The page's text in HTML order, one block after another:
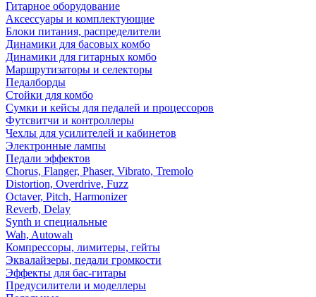
Гитарное оборудование
Аксессуары и комплектующие
Блоки питания, распределители
Динамики для басовых комбо
Динамики для гитарных комбо
Маршрутизаторы и селекторы
Педалборды
Стойки для комбо
Сумки и кейсы для педалей и процессоров
Футсвитчи и контроллеры
Чехлы для усилителей и кабинетов
Электронные лампы
Педали эффектов
Chorus, Flanger, Phaser, Vibrato, Tremolo
Distortion, Overdrive, Fuzz
Octaver, Pitch, Harmonizer
Reverb, Delay
Synth и специальные
Wah, Autowah
Компрессоры, лимитеры, гейты
Эквалайзеры, педали громкости
Эффекты для бас-гитары
Предусилители и моделлеры